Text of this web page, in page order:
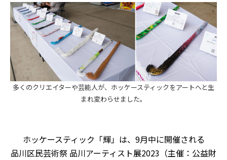
多くのクリエイターや芸能人が、ホッケースティックをアートへと生
まれ変わらせました。
ホッケースティック「輝」は、9月中に開催される
品川区民芸術祭 品川アーティスト展2023（主催：公益財